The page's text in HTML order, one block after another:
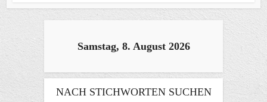
Samstag, 8. August 2026
NACH STICHWORTEN SUCHEN